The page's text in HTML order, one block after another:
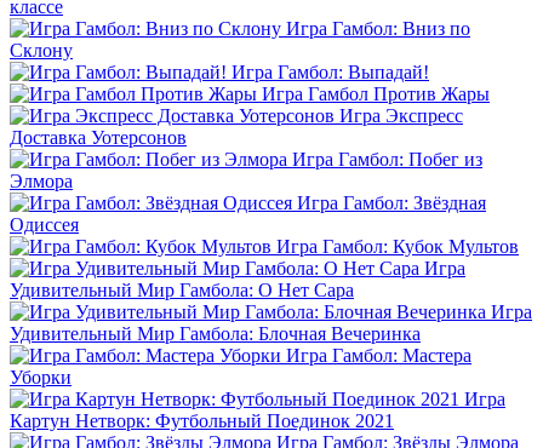
классе
Игра Гамбол: Вниз по
Склону
Игра Гамбол: Выпадай!
Игра Гамбол Против Жары
Игра Экспресс
Доставка Уотерсонов
Игра Гамбол: Побег из
Элмора
Игра Гамбол: Звёздная
Одиссея
Игра Гамбол: Кубок Мультов
Игра
Удивительный Мир Гамбола: О Нет Сара
Игра
Удивительный Мир Гамбола: Блочная Вечеринка
Игра Гамбол: Мастера
Уборки
Игра
Картун Нетворк: Футбольный Поединок 2021
Игра Гамбол: Звёзды Элмора